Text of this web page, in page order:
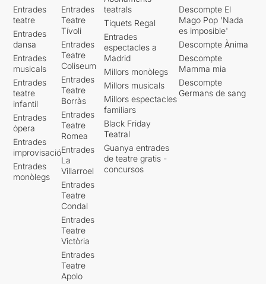
Entrades
teatre
Entrades
dansa
Entrades
musicals
Entrades
teatre
infantil
Entrades
òpera
Entrades
improvisació
Entrades
monòlegs
Entrades
Teatre
Tívoli
Entrades
Teatre
Coliseum
Entrades
Teatre
Borràs
Entrades
Teatre
Romea
Entrades
La
Villarroel
Entrades
Teatre
Condal
Entrades
Teatre
Victòria
Entrades
Teatre
Apolo
teatrals
Tiquets Regal
Entrades
espectacles a
Madrid
Millors monòlegs
Millors musicals
Millors espectacles
familiars
Black Friday
Teatral
Guanya entrades
de teatre gratis -
concursos
Descompte El
Mago Pop 'Nada
es imposible'
Descompte Ànima
Descompte
Mamma mia
Descompte
Germans de sang